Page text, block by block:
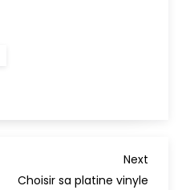
Next
Post
Next
Choisir sa platine vinyle